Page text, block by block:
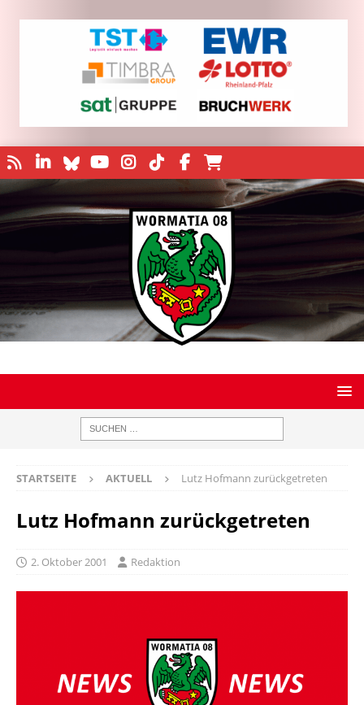
STARTSEITE AKTUELL Lutz Hofmann zurückgetreten
Lutz Hofmann zurückgetreten
2. Oktober 2001 Redaktion